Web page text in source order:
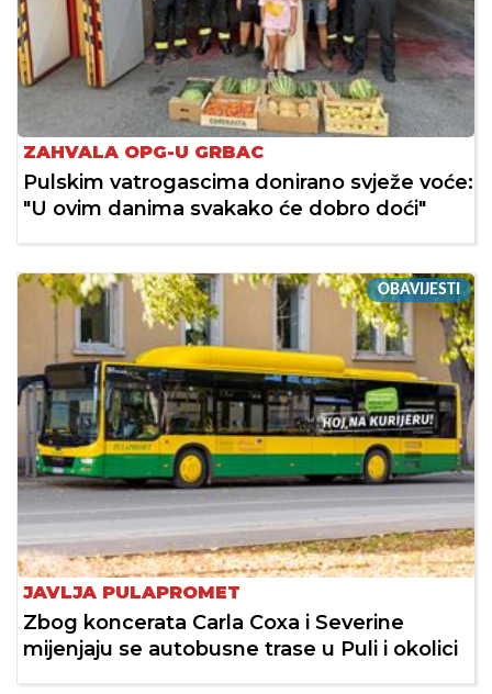
ZAHVALA OPG-U GRBAC
Pulskim vatrogascima donirano svježe voće:
"U ovim danima svakako će dobro doći"
OBAVIJESTI
JAVLJA PULAPROMET
Zbog koncerata Carla Coxa i Severine
mijenjaju se autobusne trase u Puli i okolici